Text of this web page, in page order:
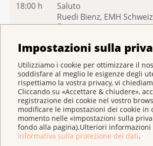
Impostazioni sulla
Utilizziamo i cookie per ottimizzare il
soddisfare al meglio le esigenze degli
rispettiamo la vostra privacy, vi
Cliccando su «Accettare & chiudere»,
registrazione dei cookie nel vostro
modificare le impostazioni dei cookie in
momento nelle «Impostazioni sulla
fondo alla pagina).Ulteriori informazioni
informativa sulla protezione dei dati.
18:00 h
Saluto
Ruedi Bienz, EMH
Ärzteverlag e Verlag
«Oncogeni o malattia
sguardo alla storia del
Prof. Dr. phil. Martin
Historisches Seminar
Basilea
Discussione
Partecipanti:
Daniel Kauz, lic. phil.